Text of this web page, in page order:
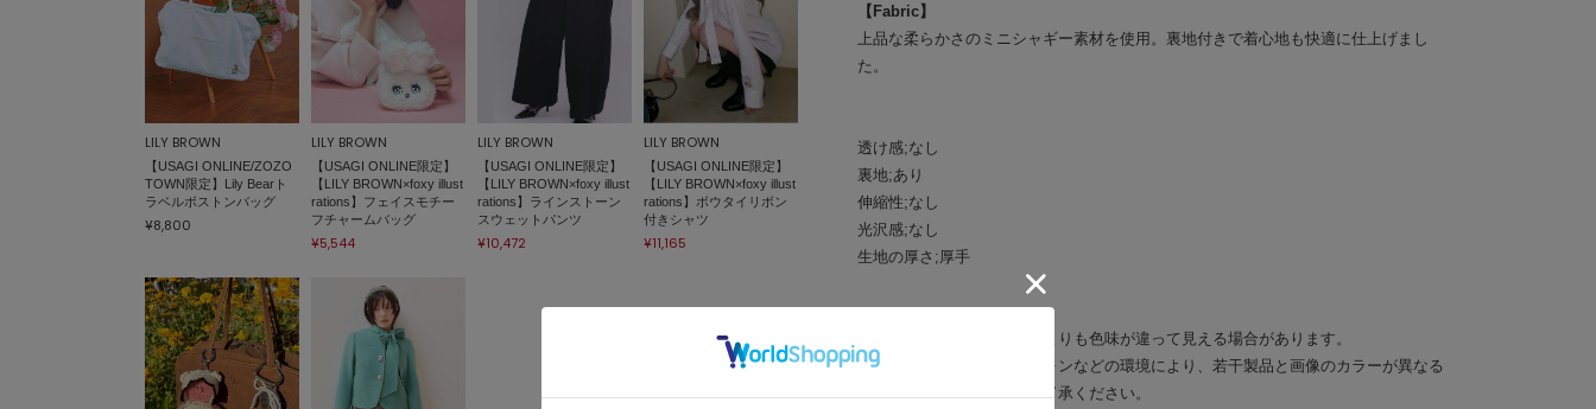
【Fabric】
上品な柔らかさのミニシャギー素材を使用。裏地付きで着心地も快適に仕上げまし
た。
透け感;なし
裏地;あり
伸縮性;なし
光沢感;なし
生地の厚さ;厚手
※照明の関係により、実際よりも色味が違って見える場合があります。
またパソコン・スマートフォンなどの環境により、若干製品と画像のカラーが異なる
場合もございます。予めご了承ください。
LILY BROWN
【USAGI ONLINE/ZOZO
TOWN限定】Lily Bearト
ラベルボストンバッグ
¥8,800
LILY BROWN
【USAGI ONLINE限定】
【LILY BROWN×foxy illust
rations】フェイスモチー
フチャームバッグ
¥5,544
LILY BROWN
【USAGI ONLINE限定】
【LILY BROWN×foxy illust
rations】ラインストーン
スウェットパンツ
¥10,472
LILY BROWN
【USAGI ONLINE限定】
【LILY BROWN×foxy illust
rations】ボウタイリボン
付きシャツ
¥11,165